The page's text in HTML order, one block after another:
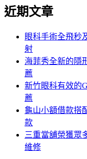
章:
關
近期文章
眼科手術全飛秒
射
海菲秀全新的隱
薦
新竹眼科有效的
薦
龜山小額借款搭
款
三重當舖榮獲眾
維修